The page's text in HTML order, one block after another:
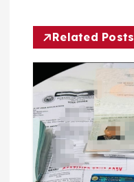
Related Posts